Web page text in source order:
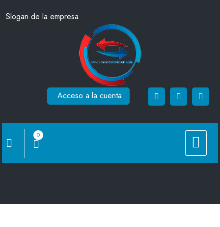
Slogan de la empresa
Acceso a la cuenta
0